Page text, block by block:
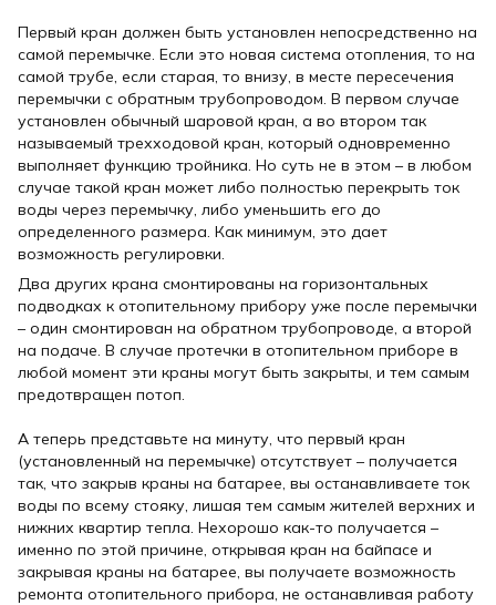
Первый кран должен быть установлен непосредственно на
самой перемычке. Если это новая система отопления, то на
самой трубе, если старая, то внизу, в месте пересечения
перемычки с обратным трубопроводом. В первом случае
установлен обычный шаровой кран, а во втором так
называемый трехходовой кран, который одновременно
выполняет функцию тройника. Но суть не в этом – в любом
случае такой кран может либо полностью перекрыть ток
воды через перемычку, либо уменьшить его до
определенного размера. Как минимум, это дает
возможность регулировки.
Два других крана смонтированы на горизонтальных
подводках к отопительному прибору уже после перемычки
– один смонтирован на обратном трубопроводе, а второй
на подаче. В случае протечки в отопительном приборе в
любой момент эти краны могут быть закрыты, и тем самым
предотвращен потоп.
А теперь представьте на минуту, что первый кран
(установленный на перемычке) отсутствует – получается
так, что закрыв краны на батарее, вы останавливаете ток
воды по всему стояку, лишая тем самым жителей верхних и
нижних квартир тепла. Нехорошо как-то получается –
именно по этой причине, открывая кран на байпасе и
закрывая краны на батарее, вы получаете возможность
ремонта отопительного прибора, не останавливая работу